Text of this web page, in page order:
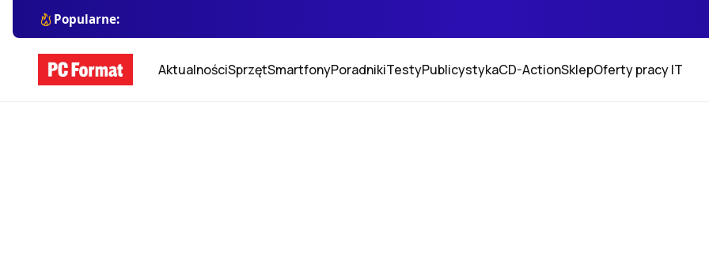
Popularne:
AktualnościSprzętSmartfonyPoradnikiTestyPublicystykaCD-ActionSklepOferty pracy IT